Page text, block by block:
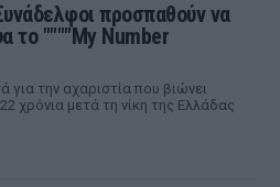
προσπαθούν να
το """"My Number
για την αχαριστία που βιώνει
χρόνια μετά τη νίκη της Ελλάδας